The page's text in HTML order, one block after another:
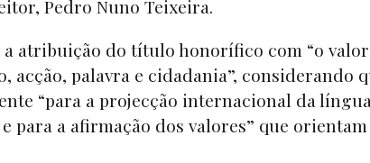
Pedro Nuno Teixeira.
atribuição do título honorífico com “o
palavra e cidadania”, considerando
“para a projecção internacional da
para a afirmação dos valores” que orientam